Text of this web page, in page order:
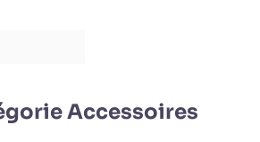
Accessoires